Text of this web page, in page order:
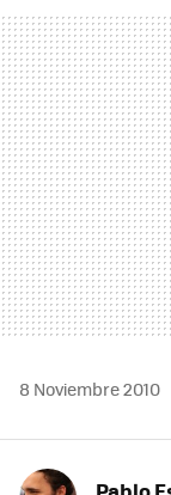
8 Noviembre 2010